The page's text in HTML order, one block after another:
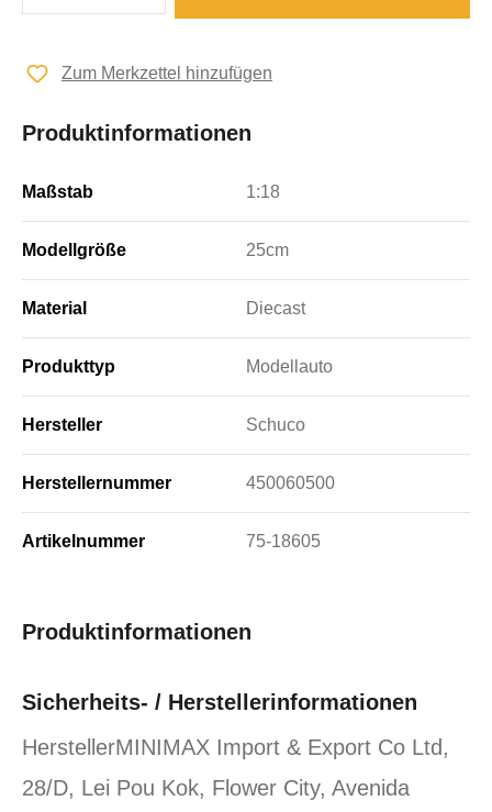
Zum Merkzettel hinzufügen
Produktinformationen
Maßstab 1:18
Modellgröße 25cm
Material Diecast
Produkttyp Modellauto
Hersteller Schuco
Herstellernummer 450060500
Artikelnummer 75-18605
Produktinformationen
Sicherheits- / Herstellerinformationen
HerstellerMINIMAX Import & Export Co Ltd,
28/D, Lei Pou Kok, Flower City, Avenida